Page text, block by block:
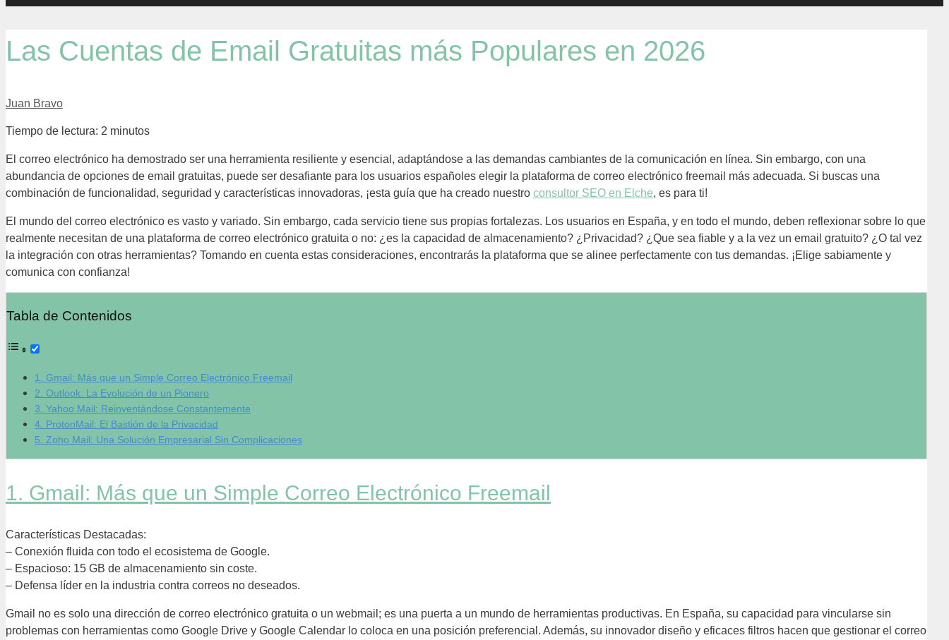
Las Cuentas de Email Gratuitas más Populares en 2026
Juan Bravo
Tiempo de lectura: 2 minutos
El correo electrónico ha demostrado ser una herramienta resiliente y esencial, adaptándose a las demandas cambiantes de la comunicación en línea. Sin embargo, con una
abundancia de opciones de email gratuitas, puede ser desafiante para los usuarios españoles elegir la plataforma de correo electrónico freemail más adecuada. Si buscas una
combinación de funcionalidad, seguridad y características innovadoras, ¡esta guía que ha creado nuestro consultor SEO en Elche, es para ti!
El mundo del correo electrónico es vasto y variado. Sin embargo, cada servicio tiene sus propias fortalezas. Los usuarios en España, y en todo el mundo, deben reflexionar sobre lo que
realmente necesitan de una plataforma de correo electrónico gratuita o no: ¿es la capacidad de almacenamiento? ¿Privacidad? ¿Que sea fiable y a la vez un email gratuito? ¿O tal vez
la integración con otras herramientas? Tomando en cuenta estas consideraciones, encontrarás la plataforma que se alinee perfectamente con tus demandas. ¡Elige sabiamente y
comunica con confianza!
Tabla de Contenidos
1. Gmail: Más que un Simple Correo Electrónico Freemail
2. Outlook: La Evolución de un Pionero
3. Yahoo Mail: Reinventándose Constantemente
4. ProtonMail: El Bastión de la Privacidad
5. Zoho Mail: Una Solución Empresarial Sin Complicaciones
1. Gmail: Más que un Simple Correo Electrónico Freemail
Características Destacadas:
– Conexión fluida con todo el ecosistema de Google.
– Espacioso: 15 GB de almacenamiento sin coste.
– Defensa líder en la industria contra correos no deseados.
Gmail no es solo una dirección de correo electrónico gratuita o un webmail; es una puerta a un mundo de herramientas productivas. En España, su capacidad para vincularse sin
problemas con herramientas como Google Drive y Google Calendar lo coloca en una posición preferencial. Además, su innovador diseño y eficaces filtros hacen que gestionar el correo